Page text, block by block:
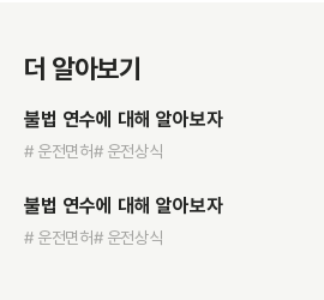
더 알아보기
불법 연수에 대해 알아보자
# 운전면허# 운전상식
불법 연수에 대해 알아보자
# 운전면허# 운전상식